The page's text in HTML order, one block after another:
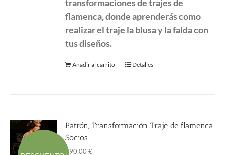
transformaciones detrajes de
flamenca, donde aprenderás como
realizar el traje la blusa y la falda con
tus diseños.
Añadir al carrito Detalles
Patrón, Transformación Traje de flamenca.
Socios
290.00€